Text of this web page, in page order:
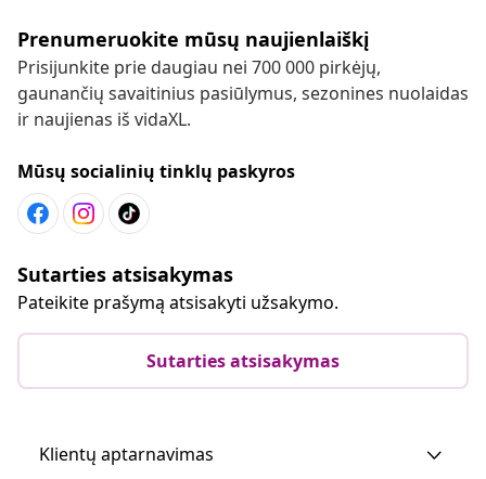
Prenumeruokite mūsų naujienlaiškį
Prisijunkite prie daugiau nei 700 000 pirkėjų,
gaunančių savaitinius pasiūlymus, sezonines nuolaidas
ir naujienas iš vidaXL.
Mūsų socialinių tinklų paskyros
Sutarties atsisakymas
Pateikite prašymą atsisakyti užsakymo.
Sutarties atsisakymas
Klientų aptarnavimas